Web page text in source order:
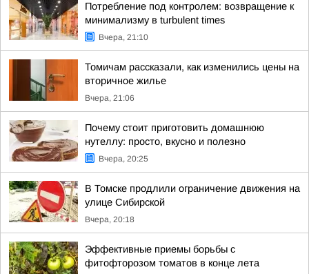
Потребление под контролем: возвращение к
минимализму в turbulent times
Вчера, 21:10
Томичам рассказали, как изменились цены на
вторичное жилье
Вчера, 21:06
Почему стоит приготовить домашнюю
нутеллу: просто, вкусно и полезно
Вчера, 20:25
В Томске продлили ограничение движения на
улице Сибирской
Вчера, 20:18
Эффективные приемы борьбы с
фитофторозом томатов в конце лета